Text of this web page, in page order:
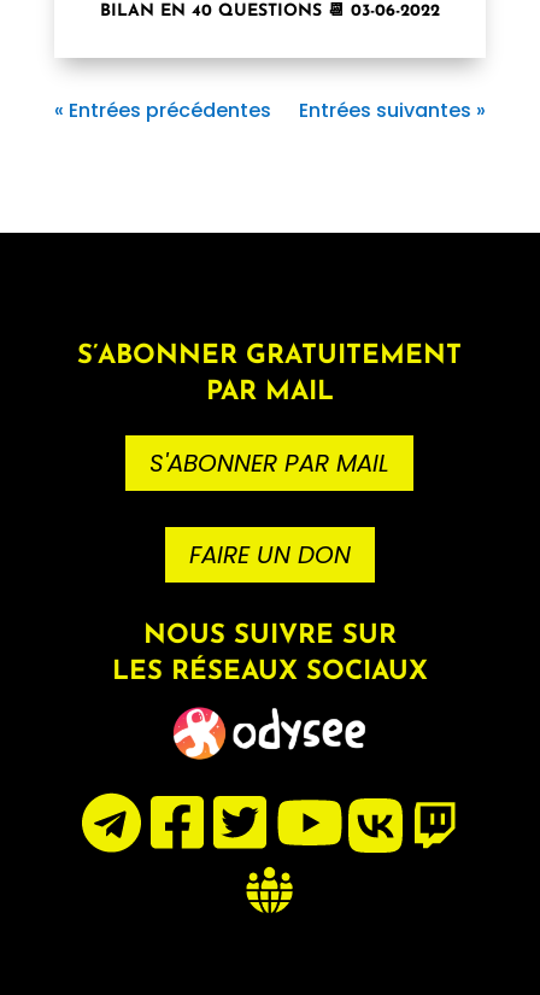
BILAN EN 40 QUESTIONS 📆 03-06-2022
« Entrées précédentes Entrées suivantes »
S’ABONNER GRATUITEMENT
PAR MAIL
S'ABONNER PAR MAIL
FAIRE UN DON
NOUS SUIVRE SUR
LES RÉSEAUX SOCIAUX